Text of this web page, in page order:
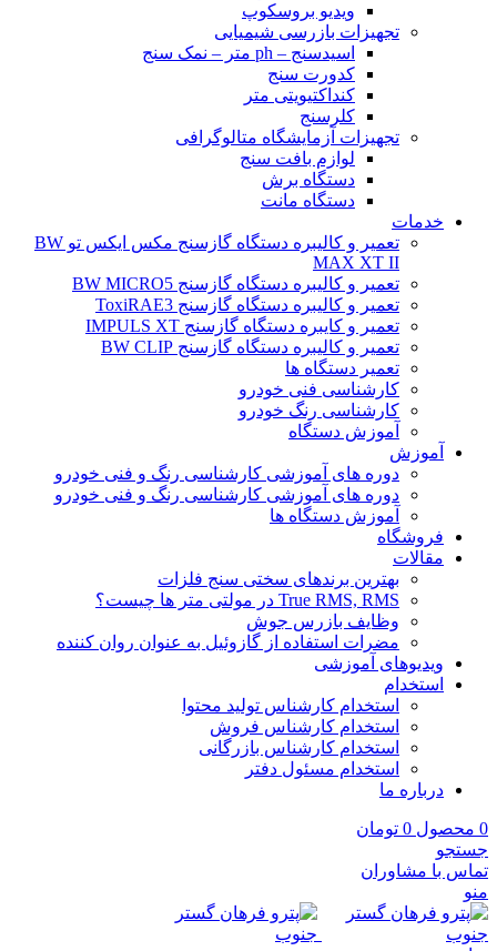
ویدیو بروسکوپ
تجهیزات بازرسی شیمیایی
اسیدسنج – ph متر – نمک سنج
کدورت سنج
کنداکتیویتی متر
کلرسنج
تجهیزات آزمایشگاه متالوگرافی
لوازم بافت سنج
دستگاه برش
دستگاه مانت
خدمات
تعمیر و کالیبره دستگاه گازسنج مکس ایکس تو BW
MAX XT II
تعمیر و کالیبره دستگاه گازسنج BW MICRO5
تعمیر و کالیبره دستگاه گازسنج ToxiRAE3
تعمیر و کایبره دستگاه گازسنج IMPULS XT
تعمیر و کالیبره دستگاه گازسنج BW CLIP
تعمیر دستگاه ها
کارشناسی فنی خودرو
کارشناسی رنگ خودرو
آموزش دستگاه
آموزش
دوره های آموزشی کارشناسی رنگ و فنی خودرو
دوره های آموزشی کارشناسی رنگ و فنی خودرو
آموزش دستگاه ها
فروشگاه
مقالات
بهترین برندهای سختی سنج فلزات
True RMS, RMS در مولتی متر ها چیست؟
وظایف بازرس جوش
مضرات استفاده از گازوئیل به عنوان روان کننده
ویدیوهای آموزشی
استخدام
استخدام کارشناس تولید محتوا
استخدام کارشناس فروش
استخدام کارشناس بازرگانی
استخدام مسئول دفتر
درباره ما
0 محصول 0 تومان
جستجو
تماس با مشاوران
منو